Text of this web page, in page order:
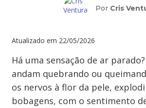
Por Cris
Atualizado em 22/05/2026
Há uma sensação de ar
andam quebrando ou
os nervos à flor da pele,
bobagens, com o sentimento